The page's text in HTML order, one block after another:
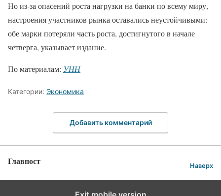
Но из-за опасений роста нагрузки на банки по всему миру,
настроения участников рынка оставались неустойчивыми:
обе марки потеряли часть роста, достигнутого в начале
четверга, указывает издание.
По материалам: УНН
Категории: Экономика
Добавить комментарий
Главпост Наверх